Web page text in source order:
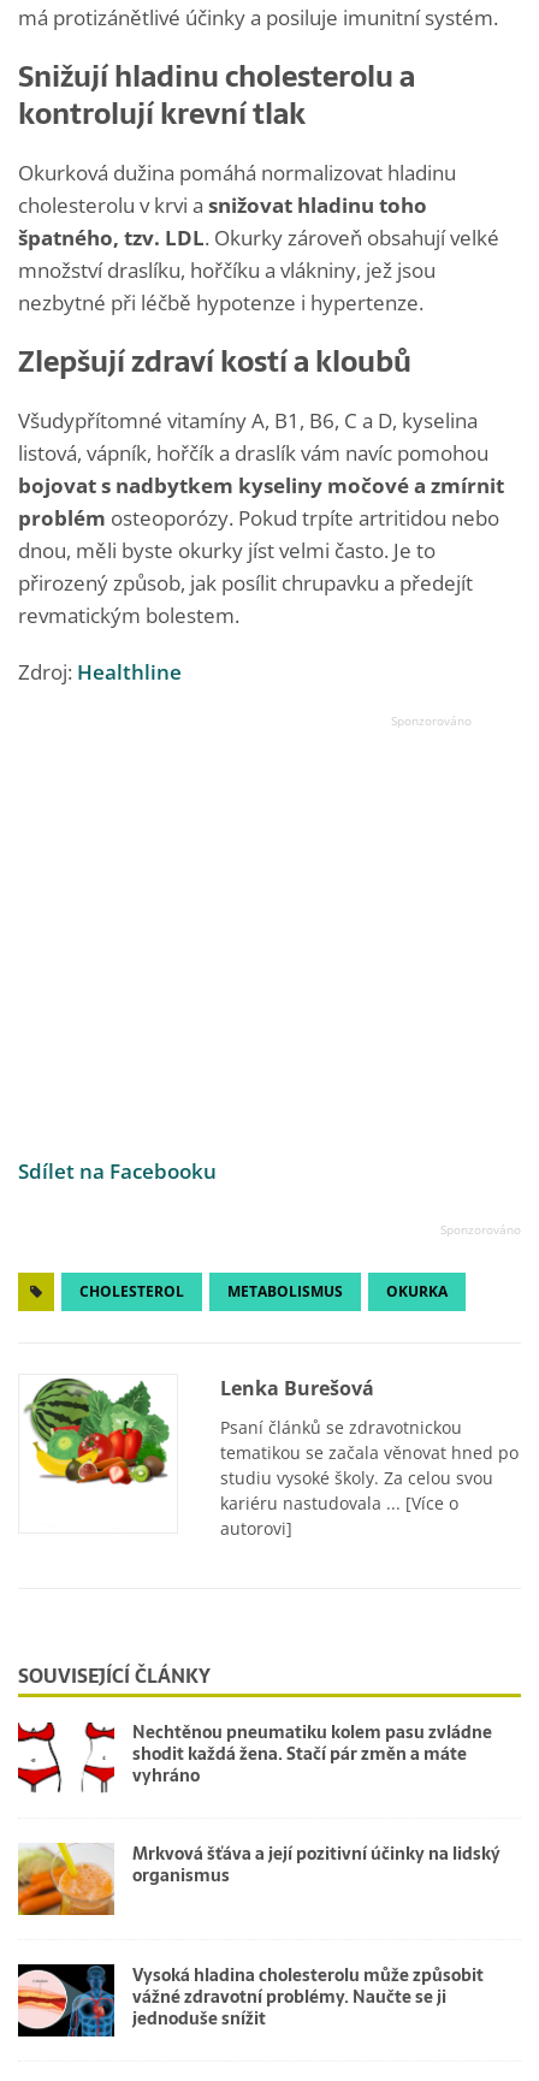
má protizánětlivé účinky a posiluje imunitní systém.
Snižují hladinu cholesterolu a
kontrolují krevní tlak
Okurková dužina pomáhá normalizovat hladinu
cholesterolu v krvi a snižovat hladinu toho
špatného, tzv. LDL. Okurky zároveň obsahují velké
množství draslíku, hořčíku a vlákniny, jež jsou
nezbytné při léčbě hypotenze i hypertenze.
Zlepšují zdraví kostí a kloubů
Všudypřítomné vitamíny A, B1, B6, C a D, kyselina
listová, vápník, hořčík a draslík vám navíc pomohou
bojovat s nadbytkem kyseliny močové a zmírnit
problém osteoporózy. Pokud trpíte artritidou nebo
dnou, měli byste okurky jíst velmi často. Je to
přirozený způsob, jak posílit chrupavku a předejít
revmatickým bolestem.
Zdroj: Healthline
Sdílet na Facebooku
CHOLESTEROL METABOLISMUS OKURKA
Lenka Burešová
Psaní článků se zdravotnickou
tematikou se začala věnovat hned po
studiu vysoké školy. Za celou svou
kariéru nastudovala ... [Více o
autorovi]
SOUVISEJÍCÍ ČLÁNKY
Nechtěnou pneumatiku kolem pasu zvládne
shodit každá žena. Stačí pár změn a máte
vyhráno
Mrkvová šťáva a její pozitivní účinky na lidský
organismus
Vysoká hladina cholesterolu může způsobit
vážné zdravotní problémy. Naučte se ji
jednoduše snížit